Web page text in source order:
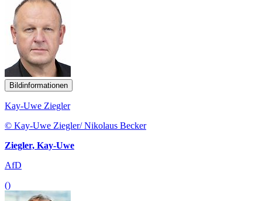
Bildinformationen
Kay-Uwe Ziegler
© Kay-Uwe Ziegler/ Nikolaus Becker
Ziegler, Kay-Uwe
AfD
()